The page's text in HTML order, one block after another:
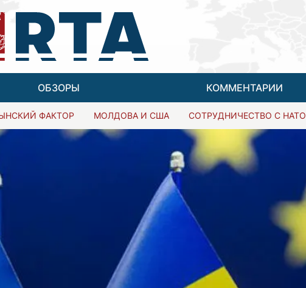
ОБЗОРЫ КОММЕНТАРИИ
ФАКТОР МОЛДОВА И США СОТРУДНИЧЕСТВО С НАТО